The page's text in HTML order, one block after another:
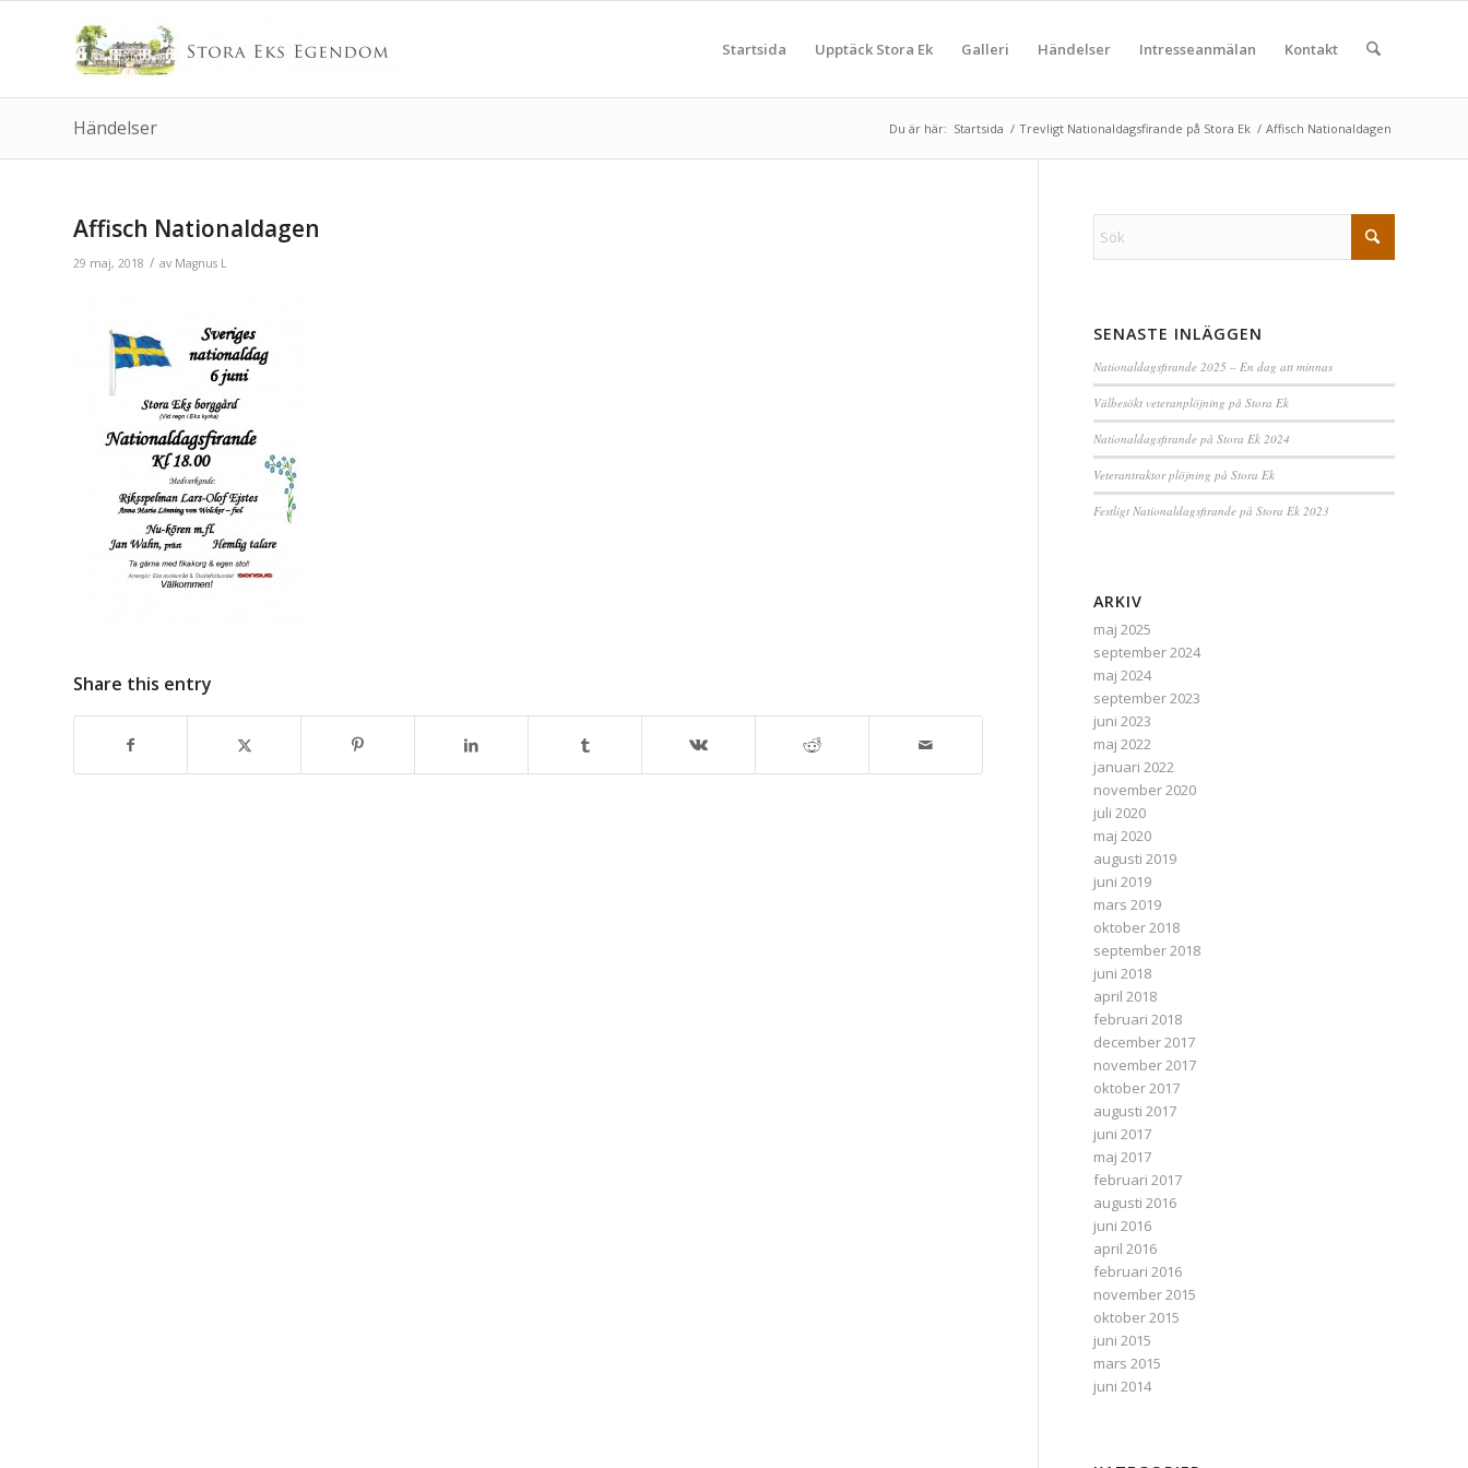
Startsida Upptäck Stora Ek Galleri Händelser Intresseanmälan Kontakt
Händelser Du är här: Startsida / Trevligt Nationaldagsfirande på Stora Ek / Affisch Nationaldagen
Affisch Nationaldagen
29 maj, 2018 / av Magnus L
Share this entry
SENASTE INLÄGGEN
Nationaldagsfirande 2025 – En dag att minnas
Välbesökt veteranplöjning på Stora Ek
Nationaldagsfirande på Stora Ek 2024
Veterantraktor plöjning på Stora Ek
Festligt Nationaldagsfirande på Stora Ek 2023
ARKIV
maj 2025
september 2024
maj 2024
september 2023
juni 2023
maj 2022
januari 2022
november 2020
juli 2020
maj 2020
augusti 2019
juni 2019
mars 2019
oktober 2018
september 2018
juni 2018
april 2018
februari 2018
december 2017
november 2017
oktober 2017
augusti 2017
juni 2017
maj 2017
februari 2017
augusti 2016
juni 2016
april 2016
februari 2016
november 2015
oktober 2015
juni 2015
mars 2015
juni 2014